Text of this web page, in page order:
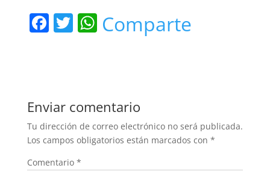
F
b
o
o
k
T W
A
p
p
Comparte
Enviar comentario
Tu dirección de correo electrónico no será publicada.
Los campos obligatorios están marcados con *
Comentario *